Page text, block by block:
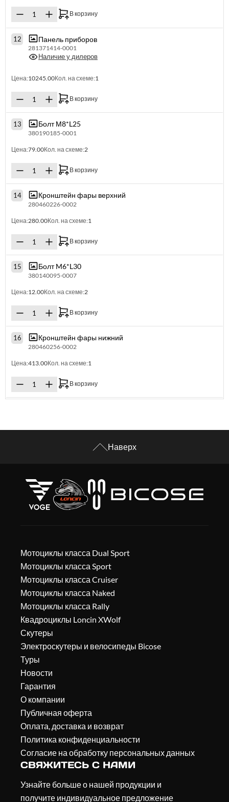
В корзину
12 Панель приборов
281371414-0001
Наличие у дилеров
Цена:10245.00Кол. на схеме:1
В корзину
13 Болт М8*L25
380190185-0001
Цена:79.00Кол. на схеме:2
В корзину
14 Кронштейн фары верхний
280460226-0002
Цена:280.00Кол. на схеме:1
В корзину
15 Болт M6*L30
380140095-0007
Цена:12.00Кол. на схеме:2
В корзину
16 Кронштейн фары нижний
280460256-0002
Цена:413.00Кол. на схеме:1
В корзину
Наверх
Мотоциклы класса Dual Sport
Мотоциклы класса Sport
Мотоциклы класса Cruiser
Мотоциклы класса Naked
Мотоциклы класса Rally
Квадроциклы Loncin XWolf
Скутеры
Электроскутеры и велосипеды Bicose
Туры
Новости
Гарантия
О компании
Публичная оферта
Оплата, доставка и возврат
Политика конфиденциальности
Согласие на обработку персональных данных
СВЯЖИТЕСЬ С НАМИ
Узнайте больше о нашей продукции и
получите индивидуальное предложение